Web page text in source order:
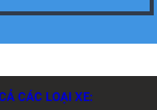
990kg
CÁC LOẠI XE: